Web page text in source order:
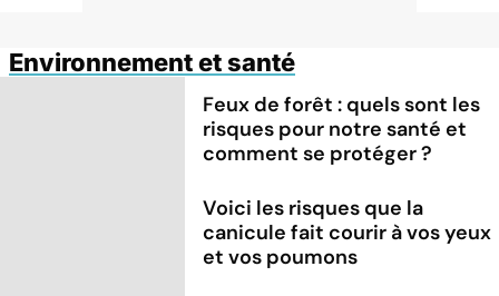
Environnement et santé
Feux de forêt : quels sont les
risques pour notre santé et
comment se protéger ?
Voici les risques que la
canicule fait courir à vos yeux
et vos poumons